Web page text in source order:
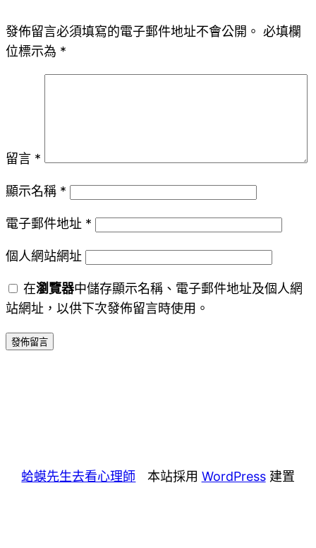
發佈留言必須填寫的電子郵件地址不會公開。 必填欄
位標示為 *
留言 *
顯示名稱 *
電子郵件地址 *
個人網站網址
在瀏覽器中儲存顯示名稱、電子郵件地址及個人網
站網址，以供下次發佈留言時使用。
蛤蟆先生去看心理師 本站採用 WordPress建置